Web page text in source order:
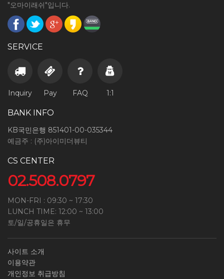
"오마이래쉬"입니다.
SERVICE
Inquiry Pay FAQ 1:1
BANK INFO
KB국민은행 851401-00-035344
예금주 : (주)아이미더뷰티
CS CENTER
02.508.0797
MON-FRI : 09:30 ~ 17:30
LUNCH TIME: 12:00 ~ 13:00
토/일/공휴일은 휴무
사이트 소개
이용약관
개인정보 취급방침